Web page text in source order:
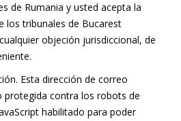
de Rumania y usted acepta la
los tribunales de Bucarest
objeción jurisdiccional, de
Esta dirección de correo
protegida contra los robots de
habilitado para poder